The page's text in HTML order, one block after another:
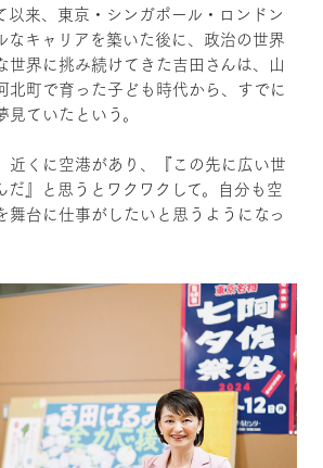
以来、東京・シンガポール・ロンドン
なキャリアを築いた後に、政治の世界
世界に挑み続けてきた吉田さんは、山
北町で育った子ども時代から、すでに
見ていたという。
近くに空港があり、『この先に広い世
だ』と思うとワクワクして。自分も空
舞台に仕事がしたいと思うようになっ